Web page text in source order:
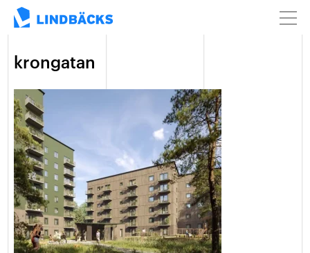
krongatan